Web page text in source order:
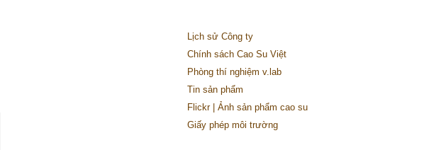
Lịch sử Công ty
Chính sách Cao Su Việt
Phòng thí nghiệm v.lab
Tin sản phẩm
Flickr | Ảnh sản phẩm cao su
Giấy phép môi trường